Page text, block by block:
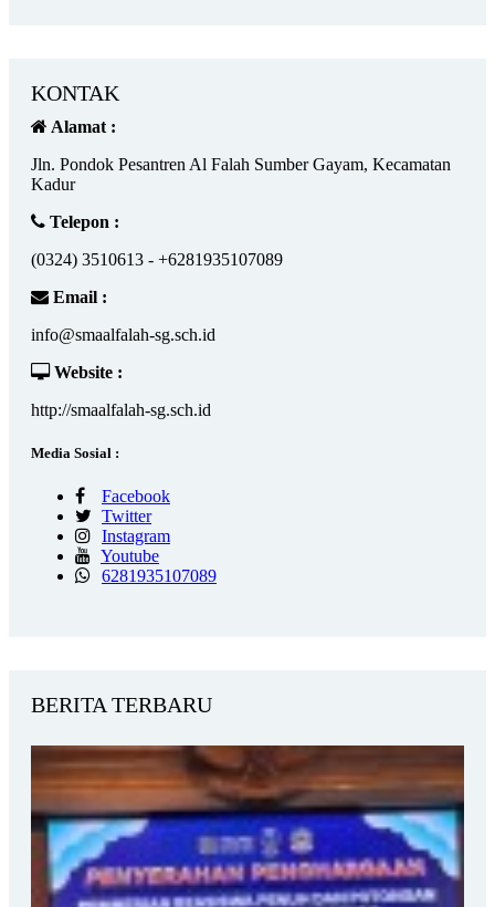
KONTAK
Alamat :
Jln. Pondok Pesantren Al Falah Sumber Gayam, Kecamatan
Kadur
Telepon :
(0324) 3510613 - +6281935107089
Email :
info@smaalfalah-sg.sch.id
Website :
http://smaalfalah-sg.sch.id
Media Sosial :
Facebook
Twitter
Instagram
Youtube
6281935107089
BERITA TERBARU